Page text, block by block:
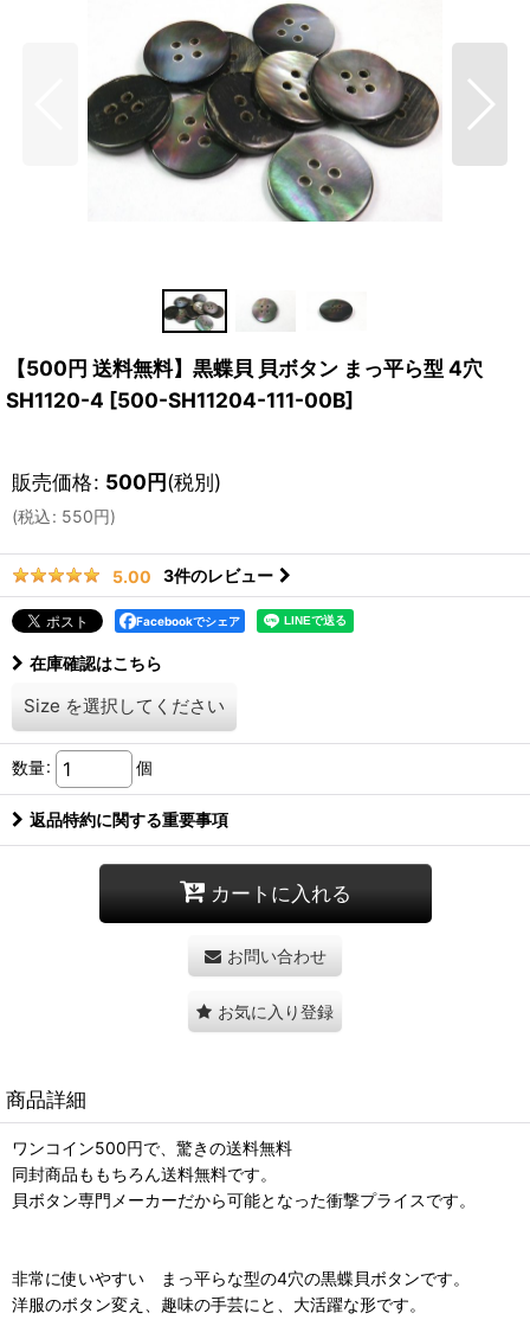
【500円 送料無料】黒蝶貝 貝ボタン まっ平ら型 4穴
SH1120-4 [500-SH11204-111-00B]
販売価格: 500円(税別)
(税込: 550円)
5.00 3件のレビュー
Facebookでシェア
在庫確認はこちら
Size を選択してください
数量: 個
返品特約に関する重要事項
カートに入れる
お問い合わせ
お気に入り登録
商品詳細
ワンコイン500円で、驚きの送料無料
同封商品ももちろん送料無料です。
貝ボタン専門メーカーだから可能となった衝撃プライスです。
非常に使いやすい まっ平らな型の4穴の黒蝶貝ボタンです。
洋服のボタン変え、趣味の手芸にと、大活躍な形です。